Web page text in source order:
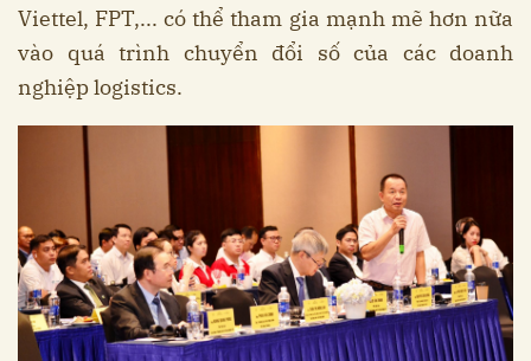
Viettel, FPT,... có thể tham gia mạnh mẽ hơn nữa
vào quá trình chuyển đổi số của các doanh
nghiệp logistics.